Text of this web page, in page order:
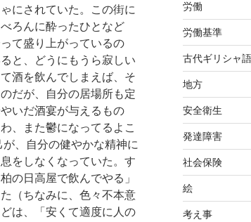
にされていた。この街に
ろんに酔ったひとなど
て盛り上がっているの
と、どうにもうら寂しい
酒を飲んでしまえば、そ
だが、自分の居場所も定
いだ酒宴が与えるもの
、また鬱になってるよこ
、自分の健やかな精神に
をしなくなっていた。す
の日高屋で飲んでやる」
（ちなみに、色々不本意
は、「安くて適度に人の
労働
労働基準
古代ギリシャ語
地方
安全衛生
発達障害
社会保険
絵
考え事